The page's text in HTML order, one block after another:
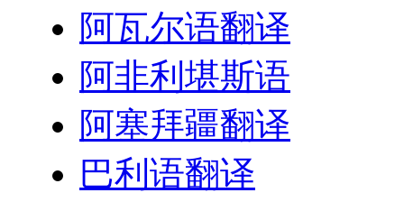
阿瓦尔语翻译
阿非利堪斯语
阿塞拜疆翻译
巴利语翻译